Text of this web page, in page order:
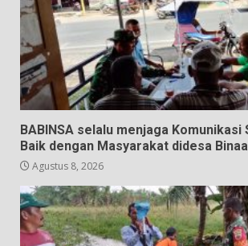
BABINSA selalu menjaga Komunikasi
Baik dengan Masyarakat didesa
Agustus 8, 2026